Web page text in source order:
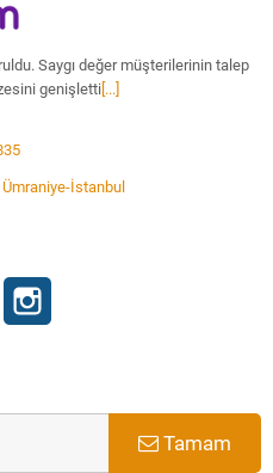
Saygı değer müşterilerinin talep
genişletti [...]
İstanbul
Tamam